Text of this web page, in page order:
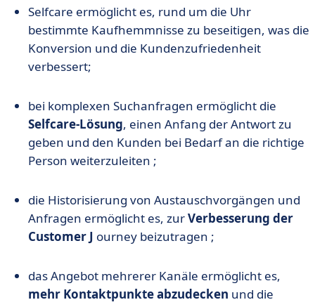
Selfcare ermöglicht es, rund um die Uhr
bestimmte Kaufhemmnisse zu beseitigen, was die
Konversion und die Kundenzufriedenheit
verbessert;
bei komplexen Suchanfragen ermöglicht die
Selfcare-Lösung, einen Anfang der Antwort zu
geben und den Kunden bei Bedarf an die richtige
Person weiterzuleiten ;
die Historisierung von Austauschvorgängen und
Anfragen ermöglicht es, zurVerbesserung der
Customer J ourney beizutragen ;
das Angebot mehrerer Kanäle ermöglicht es,
mehr Kontaktpunkte abzudecken und die